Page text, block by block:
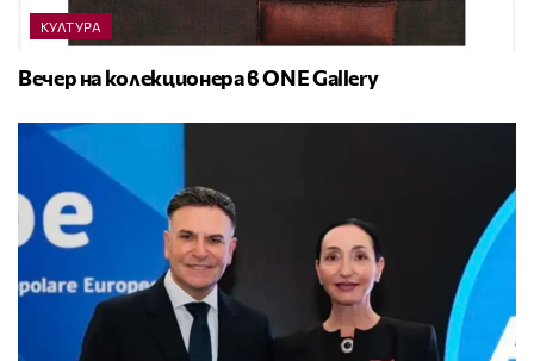
КУЛТУРА
Вечер на колекционера в ONE Gallery